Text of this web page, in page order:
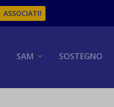
ASSOCIATI!
SAM SOSTEGNO